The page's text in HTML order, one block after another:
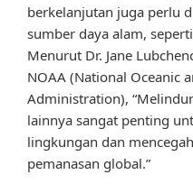
berkelanjutan juga perlu
sumber daya alam,
Menurut Dr. Jane
NOAA (National Oceanic
Administration),
lainnya sangat penting
lingkungan dan
pemanasan global.”